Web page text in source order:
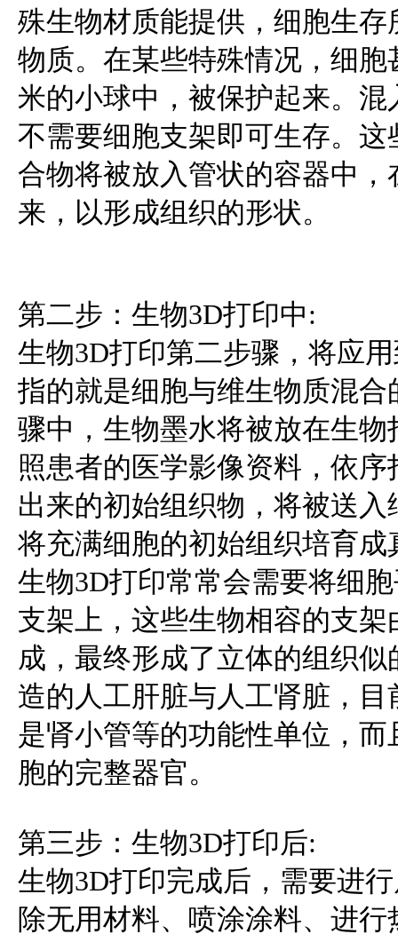
殊生物材质能提供，细胞生
物质。在某些特殊情况，细胞
米的小球中，被保护起来。
不需要细胞支架即可生存。
合物将被放入管状的容器中
来，以形成组织的形状。
第二步：生物3D打印中:
生物3D打印第二步骤，将应
指的就是细胞与维生物质混
骤中，生物墨水将被放在生
照患者的医学影像资料，依
出来的初始组织物，将被送
将充满细胞的初始组织培育成
生物3D打印常常会需要将细
支架上，这些生物相容的支
成，最终形成了立体的组织
造的人工肝脏与人工肾脏，
是肾小管等的功能性单位，
胞的完整器官。
第三步：生物3D打印后:
生物3D打印完成后，需要进
除无用材料、喷涂涂料、进